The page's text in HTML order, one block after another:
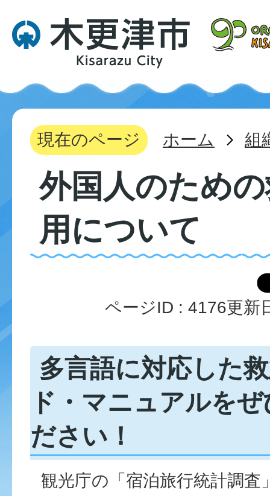
現在のページ ホーム 組
外国人のため
用について
ページID : 4176更新
多言語に対応した
ド・マニュアルを
ださい！
観光庁の「宿泊旅行統計調査